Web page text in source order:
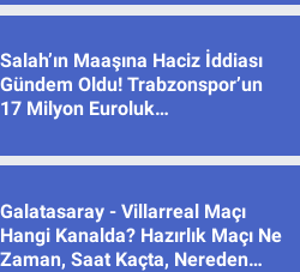
Salah’ın Maaşına Haciz İddiası
Gündem Oldu! Trabzonspor’un
17 Milyon Euroluk
Galatasaray - Villarreal Maçı
Hangi Kanalda? Hazırlık Maçı Ne
Zaman, Saat Kaçta, Nereden